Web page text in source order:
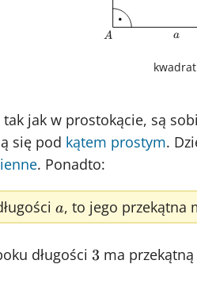
A
A a
a
kwadrat
tak jak w prostokącie, są
się pod kątem prostym.
. Ponadto:
a
a, to jego przekątna
długości 3
3 ma przekątną